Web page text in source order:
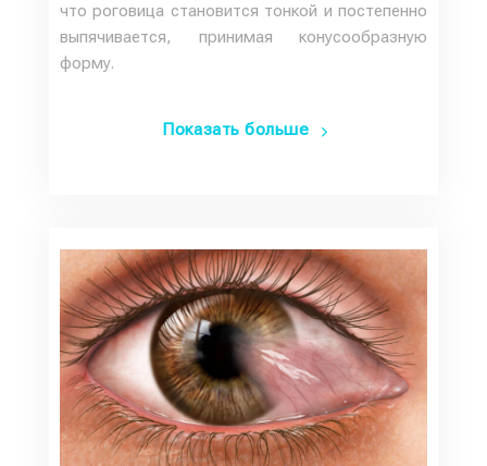
что роговица становится тонкой и постепенно
выпячивается, принимая конусообразную
форму.
Показать больше